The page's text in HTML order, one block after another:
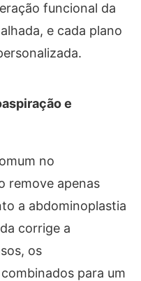
funcional da
e cada plano
e
no
remove apenas
a abdominoplastia
corrige a
os
para um